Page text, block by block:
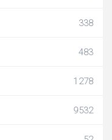
338
483
1278
9532